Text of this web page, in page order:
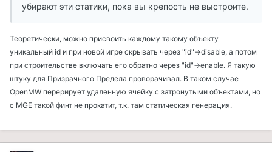
убирают эти статики, пока вы крепость не выстроите.
Теоретически, можно присвоить каждому такому объекту
уникальный id и при новой игре скрывать через "id"->disable, а потом
при строительстве включать его обратно через "id"->enable. Я такую
штуку для Призрачного Предела проворачивал. В таком случае
OpenMW перерирует удаленную ячейку с затронутыми объектами, но
с MGE такой финт не прокатит, т.к. там статическая генерация.